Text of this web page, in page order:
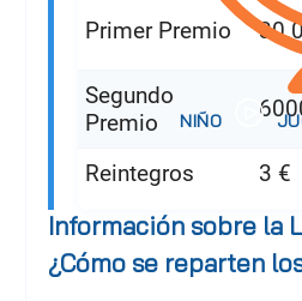
Primer Premio
Segundo
Premio
Reintegros 3 €
Información sobre la
¿Cómo se reparten